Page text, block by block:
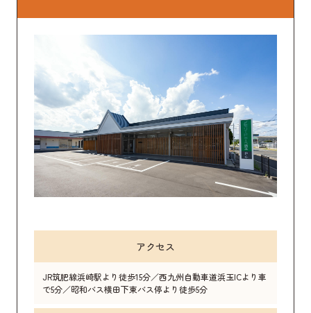
アクセス
JR筑肥線浜崎駅より徒歩15分／西九州自動車道浜玉ICより車
で5分／昭和バス横田下東バス停より徒歩5分